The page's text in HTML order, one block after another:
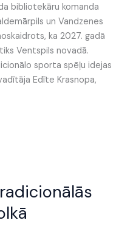
bibliotekāru komanda
un Vandzenes
ka 2027. gadā
Ventspils novadā.
sporta spēļu idejas
Edīte Krasnopa,